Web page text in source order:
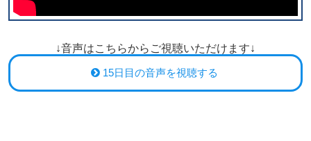
↓音声はこちらからご視聴いただけます↓
15日目の音声を視聴する